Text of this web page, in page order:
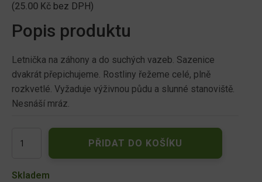
(25.00 Kč bez DPH)
Popis produktu
Letnička na záhony a do suchých vazeb. Sazenice
dvakrát přepichujeme. Rostliny řežeme celé, plně
rozkvetlé. Vyžaduje výživnou půdu a slunné stanoviště.
Nesnáší mráz.
hřebenitý,
množství
PŘIDAT DO KOŠÍKU
Skladem